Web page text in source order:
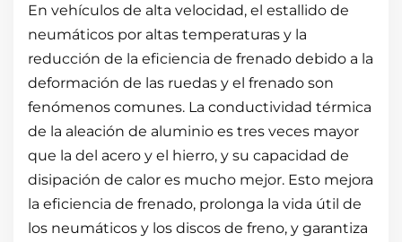
En vehículos de alta velocidad, el estallido de
neumáticos por altas temperaturas y la
reducción de la eficiencia de frenado debido a la
deformación de las ruedas y el frenado son
fenómenos comunes. La conductividad térmica
de la aleación de aluminio es tres veces mayor
que la del acero y el hierro, y su capacidad de
disipación de calor es mucho mejor. Esto mejora
la eficiencia de frenado, prolonga la vida útil de
los neumáticos y los discos de freno, y garantiza